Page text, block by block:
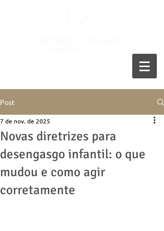
Post
Novas diretrizes para
desengasgo infantil: o que
mudou e como agir
corretamente
7 de nov. de 2025